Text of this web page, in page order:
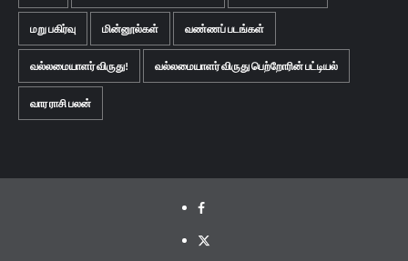
மறு பகிர்வு மின்னூல்கள் வண்ணப் படங்கள்
வல்லமையாளர் விருது! வல்லமையாளர் விருது பெற்றோரின் பட்டியல்
வார ராசி பலன்
Facebook
Twitter